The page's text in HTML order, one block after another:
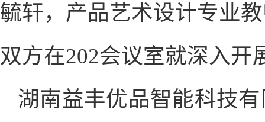
毓轩，产品艺术设计专业
双方在202会议室就深入
湖南益丰优品智能科技